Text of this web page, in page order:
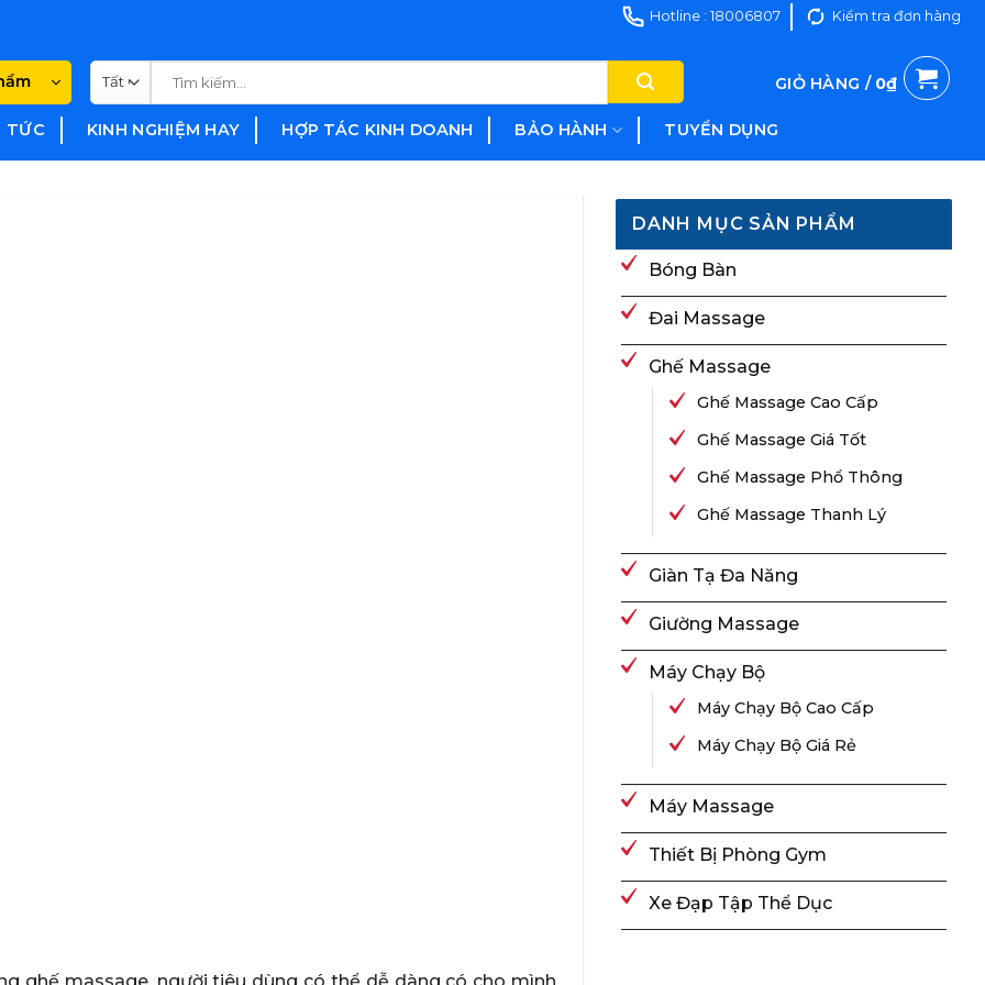
Hotline : 18006807 Kiểm tra đơn hàng
kiếm:
TỨC KINH NGHIỆM HAY HỢP TÁC KINH DOANH BẢO HÀNH TUYỂN DỤNG
GIỎ HÀNG / 0₫
ghế massage, người tiêu dùng có thể dễ dàng có cho mình
DANH MỤC SẢN PHẨM
Bóng Bàn
Đai Massage
Ghế Massage
Ghế Massage Cao Cấp
Ghế Massage Giá Tốt
Ghế Massage Phổ Thông
Ghế Massage Thanh Lý
Giàn Tạ Đa Năng
Giường Massage
Máy Chạy Bộ
Máy Chạy Bộ Cao Cấp
Máy Chạy Bộ Giá Rẻ
Máy Massage
Thiết Bị Phòng Gym
Xe Đạp Tập Thể Dục